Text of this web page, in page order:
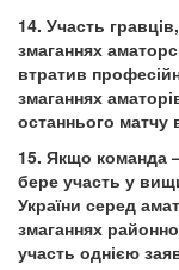
14. Участь
змаганнях
втратив
змаганнях
останнього матчу
15. Якщо команда
бере участь у
України серед
змаганнях
участь однією